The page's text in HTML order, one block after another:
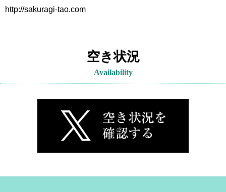
http://sakuragi-tao.com
空き状況
Availability